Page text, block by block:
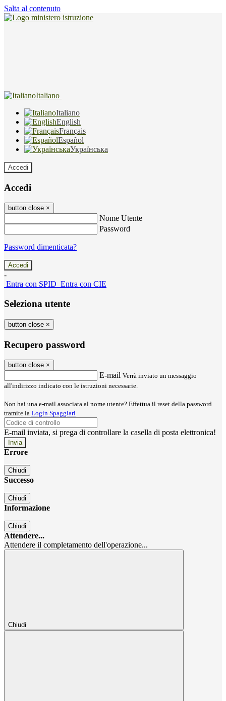
Salta al contenuto
Italiano
Italiano
English
Français
Español
Українська
Accedi
Accedi
button close ×
Nome Utente
Password
Password dimenticata?
-
Entra con SPID Entra con CIE
Seleziona utente
button close ×
Recupero password
button close ×
E-mail Verrà inviato un messaggio
all'indirizzo indicato con le istruzioni necessarie.
Non hai una e-mail associata al nome utente? Effettua il reset della password
tramite la Login Spaggiari
E-mail inviata, si prega di controllare la casella di posta elettronica!
Errore
Chiudi
Successo
Chiudi
Informazione
Chiudi
Attendere...
Attendere il completamento dell'operazione...
Chiudi